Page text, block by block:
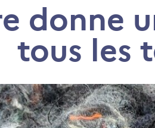
donne
tous les